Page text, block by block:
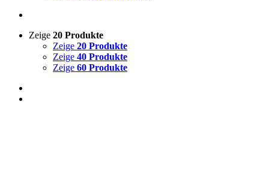
Zeige 20 Produkte
Zeige 20 Produkte
Zeige 40 Produkte
Zeige 60 Produkte